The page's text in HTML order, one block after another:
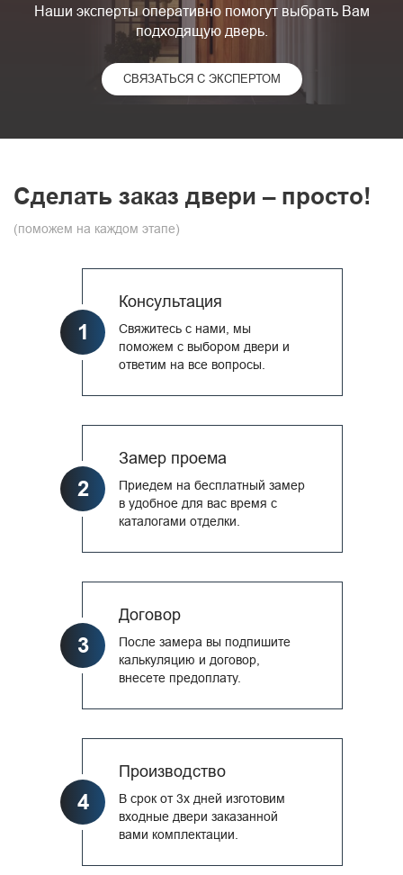
Наши эксперты оперативно помогут выбрать Вам
подходящую дверь.
СВЯЗАТЬСЯ С ЭКСПЕРТОМ
Сделать заказ двери – просто!
(поможем на каждом этапе)
1
Консультация
Свяжитесь с нами, мы
поможем с выбором двери и
ответим на все вопросы.
2
Замер проема
Приедем на бесплатный замер
в удобное для вас время с
каталогами отделки.
3
Договор
После замера вы подпишите
калькуляцию и договор,
внесете предоплату.
4
Производство
В срок от 3х дней изготовим
входные двери заказанной
вами комплектации.